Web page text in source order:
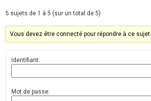
5 sujets de 1 à 5 (sur un total de 5)
Vous devez être connecté pour répondre à ce sujet.
Identifiant:
Mot de passe: